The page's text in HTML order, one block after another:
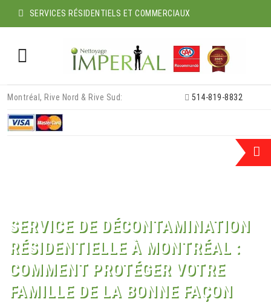
SERVICES RÉSIDENTIELS ET COMMERCIAUX
content
Montréal, Rive Nord & Rive Sud: 514-819-8832
SERVICE DE DÉCONTAMINATION
RÉSIDENTIELLE À MONTRÉAL :
COMMENT PROTÉGER VOTRE
FAMILLE DE LA BONNE FAÇON